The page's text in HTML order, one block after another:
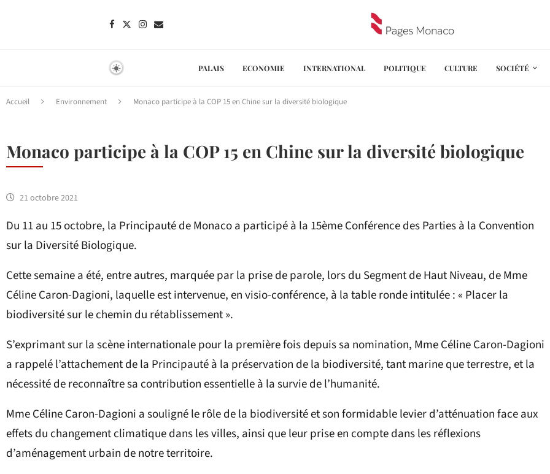
PALAIS ECONOMIE INTERNATIONAL POLITIQUE CULTURE SOCIÉTÉ
Accueil Environnement Monaco participe à la COP 15 en Chine sur la diversité biologique
Monaco participe à la COP 15 en Chine sur la diversité biologique
21 octobre 2021
Du 11 au 15 octobre, la Principauté de Monaco a participé à la 15ème Conférence des Parties à la Convention
sur la Diversité Biologique.
Cette semaine a été, entre autres, marquée par la prise de parole, lors du Segment de Haut Niveau, de Mme
Céline Caron-Dagioni, laquelle est intervenue, en visio-conférence, à la table ronde intitulée : « Placer la
biodiversité sur le chemin du rétablissement ».
S’exprimant sur la scène internationale pour la première fois depuis sa nomination, Mme Céline Caron-Dagioni
a rappelé l’attachement de la Principauté à la préservation de la biodiversité, tant marine que terrestre, et la
nécessité de reconnaître sa contribution essentielle à la survie de l’humanité.
Mme Céline Caron-Dagioni a souligné le rôle de la biodiversité et son formidable levier d’atténuation face aux
effets du changement climatique dans les villes, ainsi que leur prise en compte dans les réflexions
d’aménagement urbain de notre territoire.